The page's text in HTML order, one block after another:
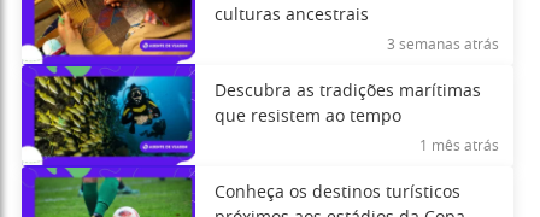
culturas ancestrais
3 semanas atrás
Descubra as tradições marítimas
que resistem ao tempo
1 mês atrás
Conheça os destinos turísticos